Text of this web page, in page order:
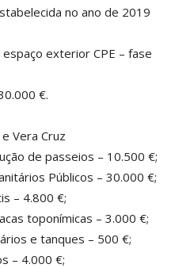
no ano de 2019
exterior CPE – fase
€.
Vera Cruz
de passeios – 10.500 €;
Públicos – 30.000 €;
– 4.800 €;
toponímicas – 3.000 €;
e tanques – 500 €;
– 4.000 €;